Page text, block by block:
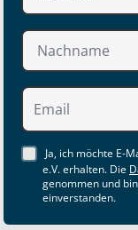
Ja, ich möchte E-
e.V. erhalten. Die
genommen und
einverstanden.